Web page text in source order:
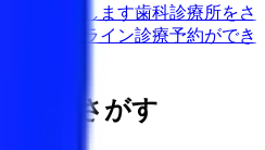
所を提案します歯科診療所をさ
約・オンライン診療予約ができ
所をさがす